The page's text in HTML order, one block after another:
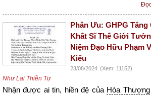
Phân Ưu: GHPG Tăng
Khất Sĩ Thế Giới
Niệm Đạo Hữu Phạm
Kiểu
23/08/2024 (Xem: 11152)
Như Lai Thiền Tự
Nhận được ai tin, hiền đệ của Hòa Thượng